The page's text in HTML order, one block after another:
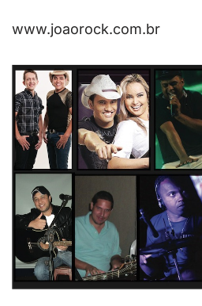
www.joaorock.com.br